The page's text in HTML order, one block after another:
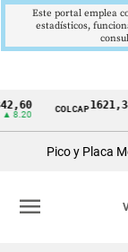
Cintillo
Colombia
COLCAP 1621,34 pts
Pico y Placa
menu
Este portal emplea
estadísticos,